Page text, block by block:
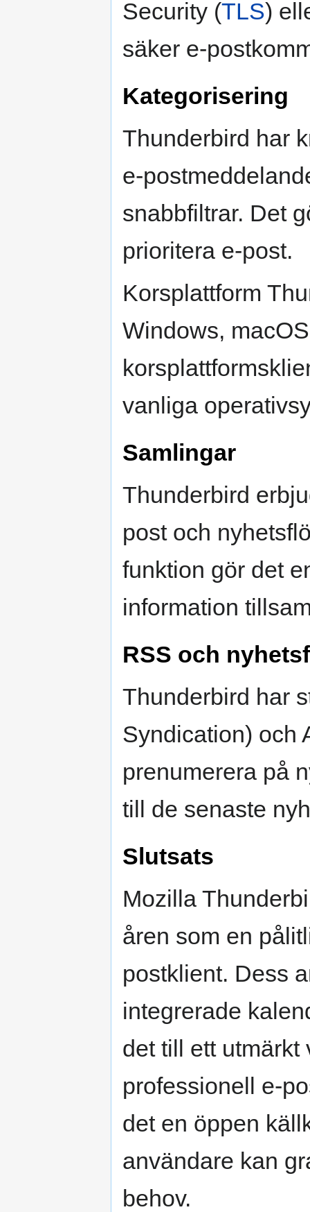
Security (TLS)
säker e-
Kategorisering
Thunderbird har
e-
snabbfiltrar. Det
prioritera e-post.
Korsplattform
Windows,
vanliga
Samlingar
Thunderbird
post och
funktion gör det
information
RSS och
Thunderbird har
Syndication) och
prenumerera på
till de senaste
Slutsats
Mozilla
åren som en
postklient. Dess
integrerade
det till ett
professionell e-
det en öppen
användare kan
behov.